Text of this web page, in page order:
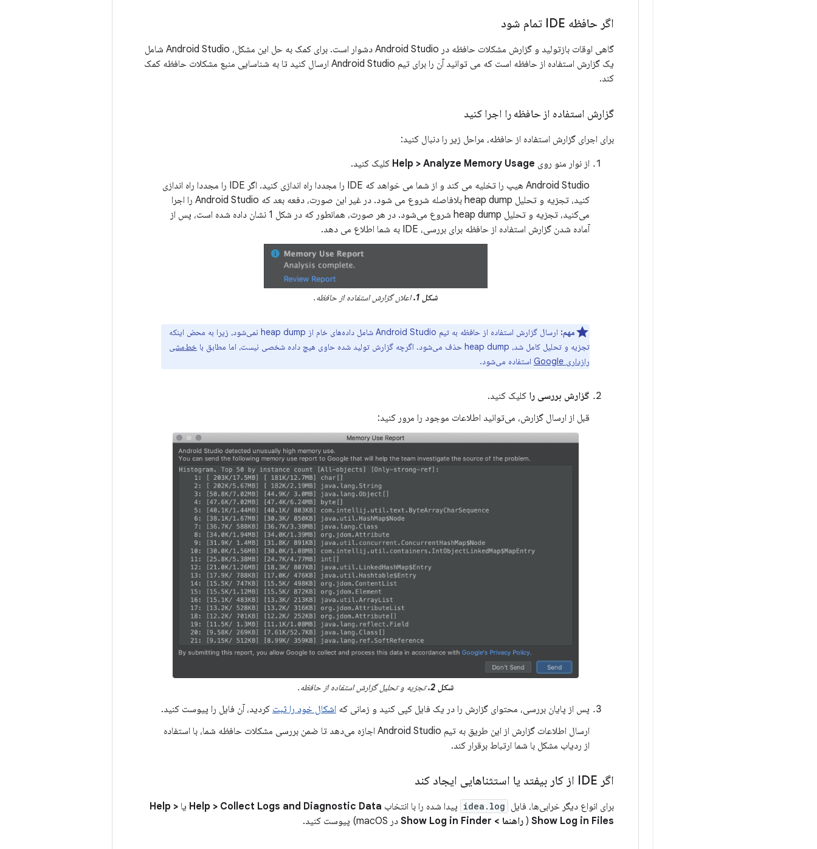
اگر حافظه IDE تمام شود
گاهی اوقات بازتولید و گزارش مشکلات حافظه در Android Studio دشوار است. برای کمک به حل این مشکل، Android Studio شامل
یک گزارش استفاده از حافظه است که می توانید آن را برای تیم Android Studio ارسال کنید تا به شناسایی منبع مشکلات حافظه کمک
کند.
گزارش استفاده از حافظه را اجرا کنید
برای اجرای گزارش استفاده از حافظه، مراحل زیر را دنبال کنید:
از نوار منو روی Help > Analyze Memory Usage کلیک کنید.
Android Studio هیپ را تخلیه می کند و از شما می خواهد که IDE را مجددا راه اندازی کنید. اگر IDE را مجددا راه اندازی
کنید، تجزیه و تحلیل heap dump بلافاصله شروع می شود. در غیر این صورت، دفعه بعد که Android Studio را اجرا
می‌کنید، تجزیه و تحلیل heap dump شروع می‌شود. در هر صورت، همانطور که در شکل 1 نشان داده شده است، پس از
آماده شدن گزارش استفاده از حافظه برای بررسی، IDE به شما اطلاع می دهد.
شکل 1. اعلان گزارش استفاده از حافظه.
مهم:
ارسال گزارش استفاده از حافظه به تیم Android Studio شامل داده‌های خام از heap dump نمی‌شود، زیرا به محض اینکه
تجزیه و تحلیل کامل شد، heap dump حذف می‌شود. اگرچه گزارش تولید شده حاوی هیچ داده شخصی نیست، اما مطابق با
خط‌مشی
رازداری Google
استفاده می‌شود.
گزارش بررسی را کلیک کنید.
قبل از ارسال گزارش، می‌توانید اطلاعات موجود را مرور کنید:
شکل 2. تجزیه و تحلیل گزارش استفاده از حافظه.
پس از پایان بررسی، محتوای گزارش را در یک فایل کپی کنید و زمانی که اشکال خود را ثبت کردید، آن فایل را پیوست کنید.
ارسال اطلاعات گزارش از این طریق به تیم Android Studio اجازه می‌دهد تا ضمن بررسی مشکلات حافظه شما، با استفاده
از ردیاب مشکل با شما ارتباط برقرار کند.
اگر IDE از کار بیفتد یا استثناهایی ایجاد کند
برای انواع دیگر خرابی‌ها، فایل idea.log پیدا شده را با انتخاب Help > Collect Logs and Diagnostic Data یا Help >
Show Log in Files
( راهنما > Show Log in Finder در macOS) پیوست کنید.